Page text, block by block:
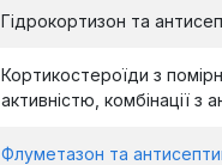
Гідрокортизон та
Кортикостероїди з
активністю, комбінації з
Флуметазон та